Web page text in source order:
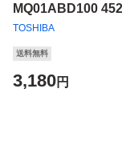
MQ01ABD100
TOSHIBA
送料無料
3,180円